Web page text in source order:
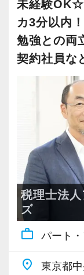
ます！
＜既存顧客の
＞
在ニーズを
いきます。
ひとつの会
に潜んでい
ることを見
のが私たちの
【税務署OB
携われる】
当法人は相
ってみたい
未経験OK☆
カ3分以内
勉強との両
契約社員な
税理士法
ズ
work_outline パート
place 東京都